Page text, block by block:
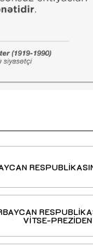
VİTSE-